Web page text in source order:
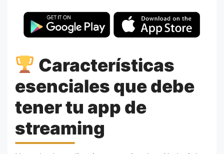
Características
esenciales que debe
tener tu app de
streaming